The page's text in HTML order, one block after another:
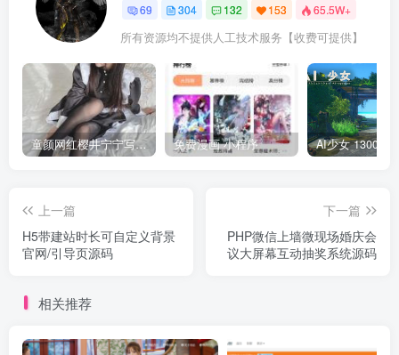
69 304 132 153 65.5W+
所有资源均不提供人工技术服务【收费可提供】
童颜网红樱井宁宁写真集套图 免费漫画 小程序
上一篇
H5带建站时长可自定义背景
官网/引导页源码
下一篇
PHP微信上墙微现场婚庆会
议大屏幕互动抽奖系统源码
相关推荐